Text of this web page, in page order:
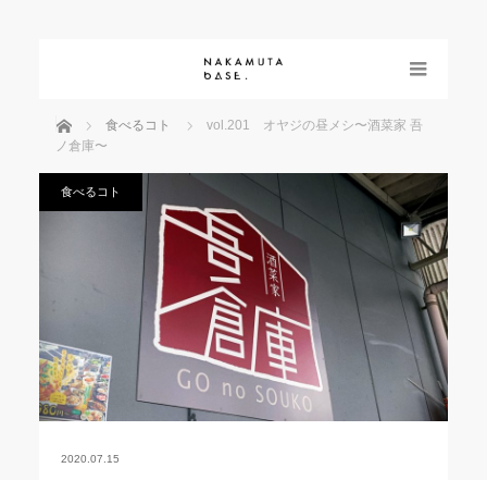
ホーム 食べるコト
vol.201 オヤジの昼メシ〜酒菜家 吾
ノ倉庫〜
食べるコト
2020.07.15